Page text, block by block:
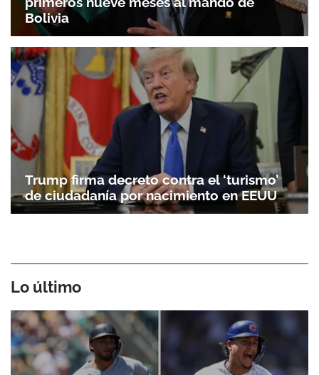
Bolivia
Trump firma decreto contra el ‘turismo’
de ciudadanía por nacimiento en EEUU
Lo último